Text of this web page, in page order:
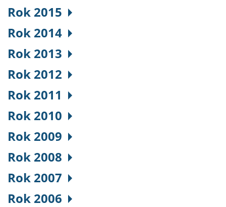
Rok 2015
Rok 2014
Rok 2013
Rok 2012
Rok 2011
Rok 2010
Rok 2009
Rok 2008
Rok 2007
Rok 2006